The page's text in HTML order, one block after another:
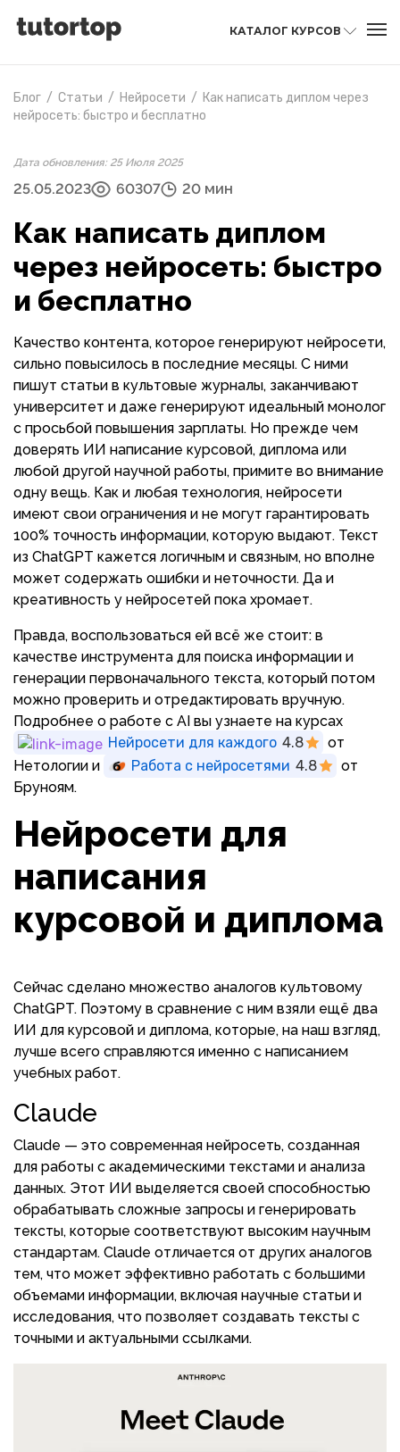
КАТАЛОГ КУРСОВ
Блог / Статьи / Нейросети / Как написать диплом через
нейросеть: быстро и бесплатно
Дата обновления: 25 Июля 2025
25.05.2023 60307 20 мин
Как написать диплом
через нейросеть: быстро
и бесплатно
Качество контента, которое генерируют нейросети,
сильно повысилось в последние месяцы. С ними
пишут статьи в культовые журналы, заканчивают
университет и даже генерируют идеальный монолог
с просьбой повышения зарплаты. Но прежде чем
доверять ИИ написание курсовой, диплома или
любой другой научной работы, примите во внимание
одну вещь. Как и любая технология, нейросети
имеют свои ограничения и не могут гарантировать
100% точность информации, которую выдают. Текст
из ChatGPT кажется логичным и связным, но вполне
может содержать ошибки и неточности. Да и
креативность у нейросетей пока хромает.
Правда, воспользоваться ей всё же стоит: в
качестве инструмента для поиска информации и
генерации первоначального текста, который потом
можно проверить и отредактировать вручную.
Подробнее о работе с AI вы узнаете на курсах
Нейросети для каждого 4.8
от
Нетологии и
Работа с нейросетями 4.8
от
Бруноям.
Нейросети для
написания
курсовой и диплома
Сейчас сделано множество аналогов культовому
ChatGPT. Поэтому в сравнение с ним взяли ещё два
ИИ для курсовой и диплома, которые, на наш взгляд,
лучше всего справляются именно с написанием
учебных работ.
Claude
Claude — это современная нейросеть, созданная
для работы с академическими текстами и анализа
данных. Этот ИИ выделяется своей способностью
обрабатывать сложные запросы и генерировать
тексты, которые соответствуют высоким научным
стандартам. Claude отличается от других аналогов
тем, что может эффективно работать с большими
объемами информации, включая научные статьи и
исследования, что позволяет создавать тексты с
точными и актуальными ссылками.